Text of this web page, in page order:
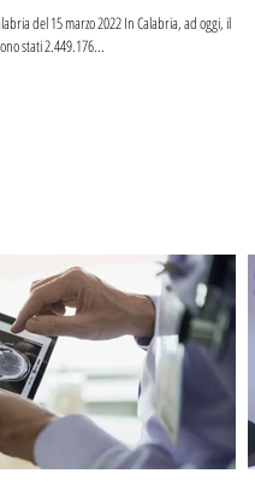
del 15 marzo 2022 In Calabria, ad oggi, il
stati 2.449.176...